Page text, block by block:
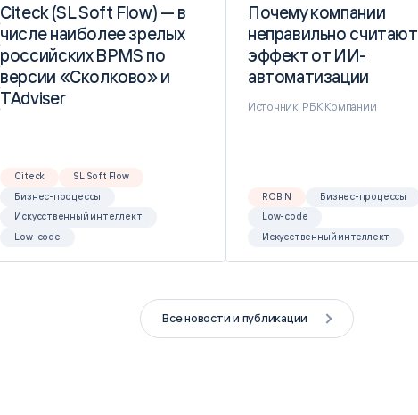
Citeck (SL Soft Flow) — в
числе наиболее зрелых
российских BPMS по
версии «Сколково» и
TAdviser
Citeck (SL Soft Flow) — в
числе наиболее зрелых
российских BPMS по
версии «Сколково» и
TAdviser
Citeck
SL Soft Flow
Бизнес-процессы
Искусственный интеллект
Low-code
Почему компании
неправильно считают
эффект от ИИ-
автоматизации
Почему компании
неправильно считают
эффект от ИИ-
автоматизации
Источник: РБК Компании
ROBIN
Бизнес-процессы
Low-code
Искусственный интеллект
Все новости и публикации